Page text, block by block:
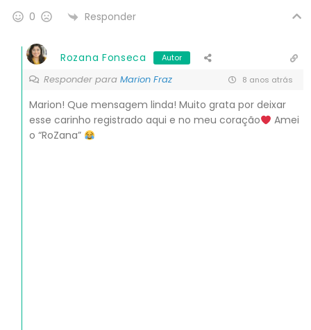
0 Responder
Rozana Fonseca Autor
Responder para Marion Fraz 8 anos atrás
Marion! Que mensagem linda! Muito grata por deixar
esse carinho registrado aqui e no meu coração
Amei
o “RoZana”